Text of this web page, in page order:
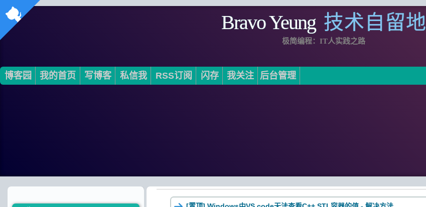
Bravo Yeung 技术自留地
极简编程：IT人实践之路
博客园 我的首页 写博客 私信我 RSS订阅 闪存 我关注 后台管理